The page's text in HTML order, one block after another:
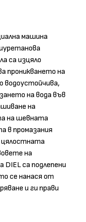
машина
са изцяло
проникването на
водоустойчива,
на вода във
на
на шевната
в промазания
цялостната
на
DIEL са подлепени
се нанася от
и ги прави